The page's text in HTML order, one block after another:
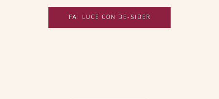
FAI LUCE CON DE-SIDER